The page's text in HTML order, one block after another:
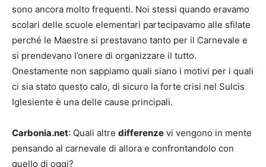
sono ancora molto frequenti. Noi stessi quando eravamo
scolari delle scuole elementari partecipavamo alle sfilate
perché le Maestre si prestavano tanto per il Carnevale e
si prendevano l’onere di organizzare il tutto.
Onestamente non sappiamo quali siano i motivi per i quali
ci sia stato questo calo, di sicuro la forte crisi nel Sulcis
Iglesiente è una delle cause principali.
Carbonia.net: Quali altre differenze vi vengono in mente
pensando al carnevale di allora e confrontandolo con
quello di oggi?